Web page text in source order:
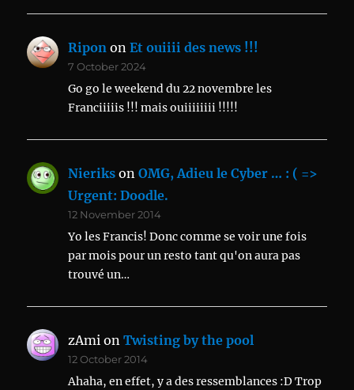
Ripon onEt ouiiii des news !!!
7 October 2024
Go go le weekend du 22 novembre les
Franciiiiis !!! mais ouiiiiiiii !!!!!
Nieriks onOMG, Adieu le Cyber … : ( =>
Urgent: Doodle.
12 November 2014
Yo les Francis! Donc comme se voir une fois
par mois pour un resto tant qu'on aura pas
trouvé un…
zAmi onTwisting by the pool
12 October 2014
Ahaha, en effet, y a des ressemblances :D Trop